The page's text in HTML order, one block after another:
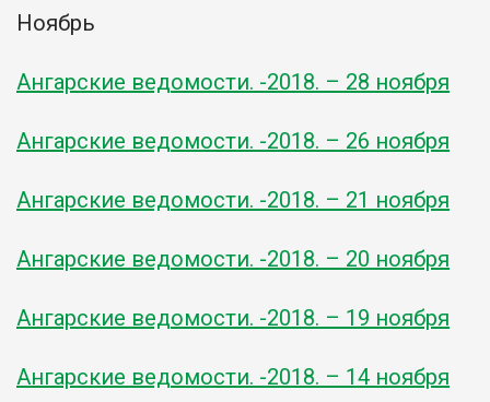
Ноябрь
Ангарские ведомости. -2018. – 28 ноября
Ангарские ведомости. -2018. – 26 ноября
Ангарские ведомости. -2018. – 21 ноября
Ангарские ведомости. -2018. – 20 ноября
Ангарские ведомости. -2018. – 19 ноября
Ангарские ведомости. -2018. – 14 ноября